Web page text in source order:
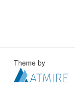
Theme by